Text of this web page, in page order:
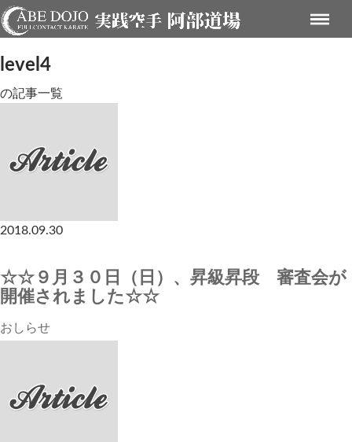
level4
の記事一覧
2018.09.30
☆☆９月３０日（日）、昇級昇段 審査会が
開催されました☆☆
おしらせ